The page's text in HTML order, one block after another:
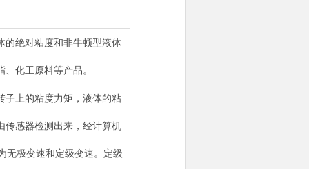
的绝对粘度和非牛顿型液体
化工原料等产品。
子上的粘度力矩，液体的粘
传感器检测出来，经计算机
无极变速和定级变速。定级